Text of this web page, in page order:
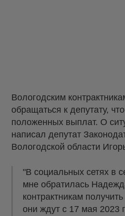
Вологодским
обращаться к депутату,
положенных выплат. О
написал депутат
Вологодской области
"В социальных сетях в
мне обратилась
контрактникам
они ждут с 17 мая 2023